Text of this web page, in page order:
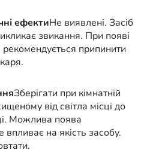
ефектиНе виявлені. Засіб
звикання. При появі
рекомендується припинити
Зберігати при кімнатній
від світла місці до
Можлива поява
на якість засобу.